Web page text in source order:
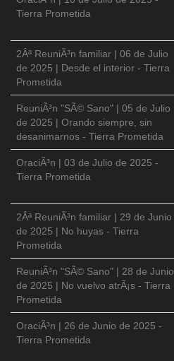
Tierra Prometida
2Âª ReuniÃ³n familiar | 06 de Julio
de 2025 | Desde el interior - Tierra
Prometida
ReuniÃ³n "SÃ© Sano" | 05 de Julio
de 2025 | Orando siempre, sin
desanimarnos - Tierra Prometida
OraciÃ³n | 03 de Julio de 2025 -
Tierra Prometida
2Âª ReuniÃ³n familiar | 29 de Junio
de 2025 | No huyas - Tierra
Prometida
ReuniÃ³n "SÃ© Sano" | 28 de Junio
de 2025 | No vuelvo atrÃ¡s - Tierra
Prometida
OraciÃ³n | 26 de Junio de 2025 -
Tierra Prometida